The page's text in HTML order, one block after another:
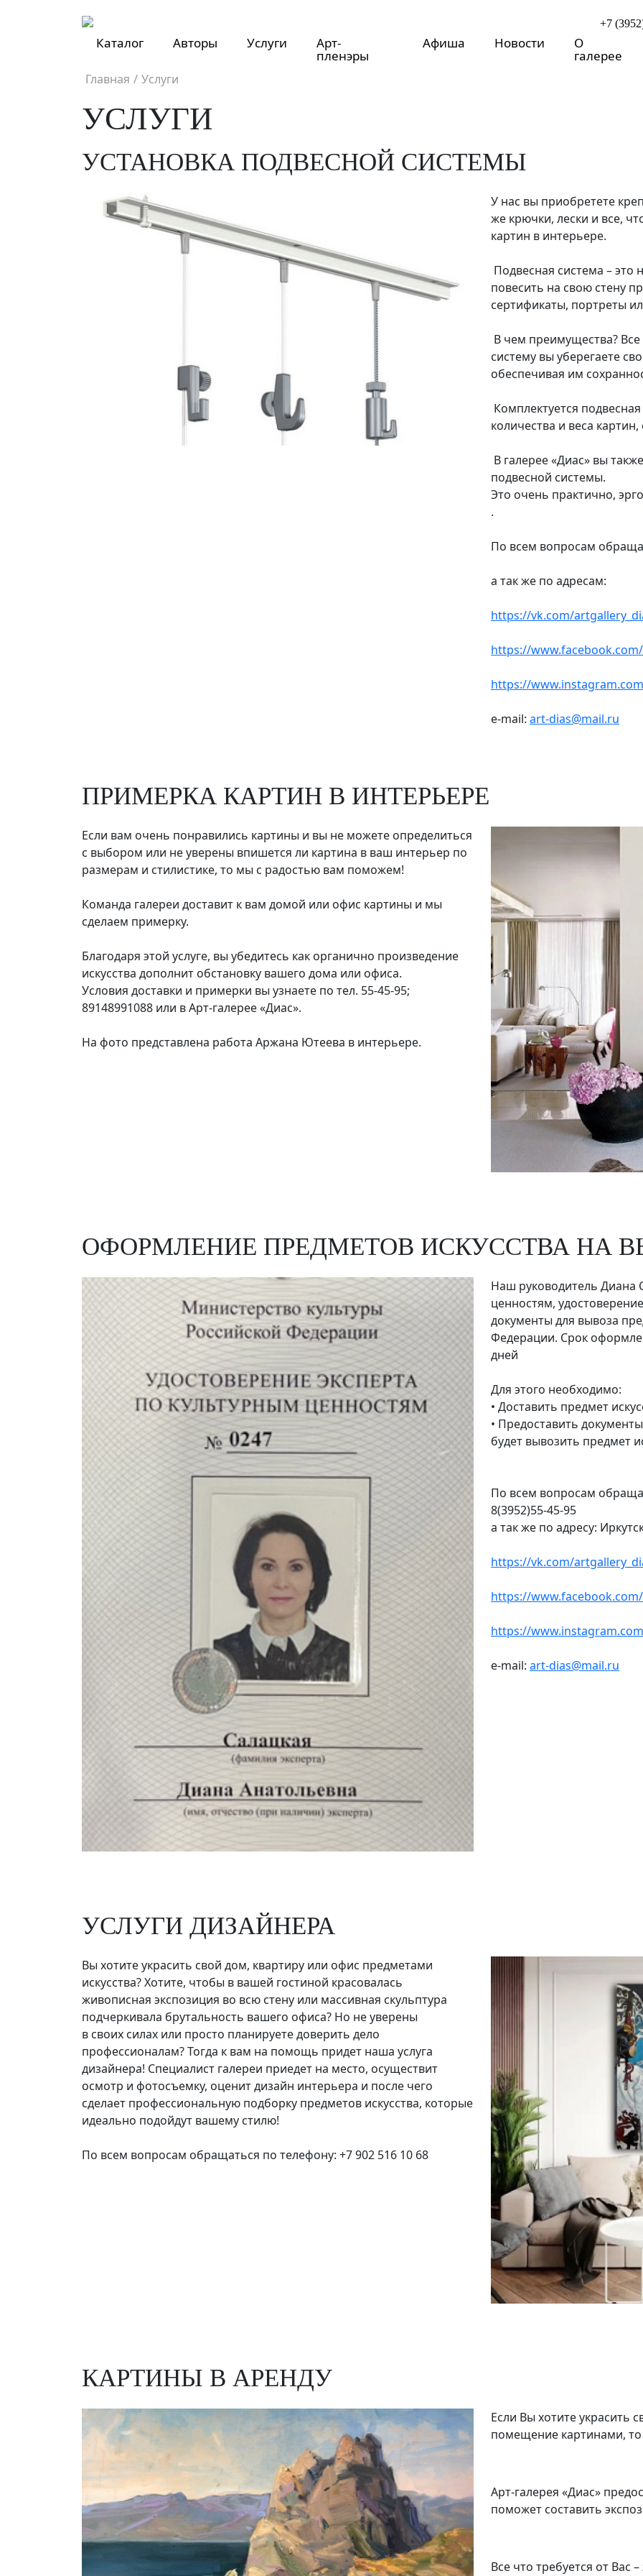
+7
Каталог Авторы Услуги Арт-
пленэры
Афиша Новости О
галерее
Главная / Услуги
УСЛУГИ
УСТАНОВКА ПОДВЕСНОЙ СИСТЕМЫ
У нас вы приобретете
же крючки, лески и все,
картин в интерьере.
Подвесная система – это
повесить на свою стену
сертификаты, портреты
В чем преимущества?
систему вы уберегаете
обеспечивая им
Комплектуется
количества и веса
В галерее «Диас» вы
подвесной системы.
Это очень практично,
.
По всем вопросам
а так же по адресам:
https://vk.com/
https://
https://
e-mail: art-dias@mail.ru
ПРИМЕРКА КАРТИН В ИНТЕРЬЕРЕ
Если вам очень понравились картины и вы не можете определиться
с выбором или не уверены впишется ли картина в ваш интерьер по
размерам и стилистике, то мы с радостью вам поможем!
Команда галереи доставит к вам домой или офис картины и мы
сделаем примерку.
Благодаря этой услуге, вы убедитесь как органично произведение
искусства дополнит обстановку вашего дома или офиса.
Условия доставки и примерки вы узнаете по тел. 55-45-95;
89148991088 или в Арт-галерее «Диас».
На фото представлена работа Аржана Ютеева в интерьере.
ОФОРМЛЕНИЕ ПРЕДМЕТОВ ИСКУССТВА НА
Наш руководитель Диана
ценностям,
документы для вывоза
Федерации. Срок
дней
Для этого необходимо:
• Доставить предмет
• Предоставить
будет вывозить предмет
По всем вопросам
8(3952)55-45-95
а так же по адресу:
https://vk.com/
https://
https://
e-mail: art-dias@mail.ru
УСЛУГИ ДИЗАЙНЕРА
Вы хотите украсить свой дом, квартиру или офис предметами
искусства? Хотите, чтобы в вашей гостиной красовалась
живописная экспозиция во всю стену или массивная скульптура
подчеркивала брутальность вашего офиса? Но не уверены
в своих силах или просто планируете доверить дело
профессионалам? Тогда к вам на помощь придет наша услуга
дизайнера! Специалист галереи приедет на место, осуществит
осмотр и фотосъемку, оценит дизайн интерьера и после чего
сделает профессиональную подборку предметов искусства, которые
идеально подойдут вашему стилю!
По всем вопросам обращаться по телефону: +7 902 516 10 68
КАРТИНЫ В АРЕНДУ
Если Вы хотите украсить
помещение картинами,
Арт-галерея «Диас»
поможет составить
Все что требуется от Вас